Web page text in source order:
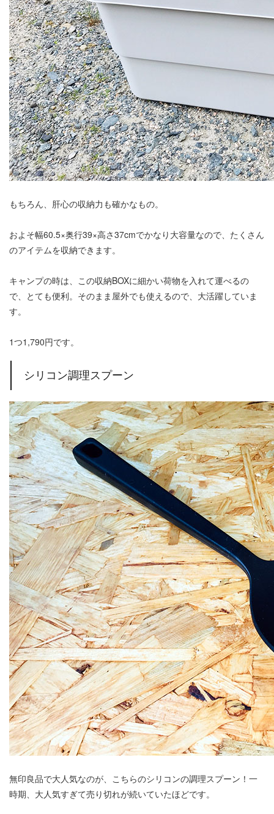
もちろん、肝心の収納力も確かなもの。
およそ幅60.5×奥行39×高さ37cmでかなり大容量なので、たくさん
のアイテムを収納できます。
キャンプの時は、この収納BOXに細かい荷物を入れて運べるの
で、とても便利。そのまま屋外でも使えるので、大活躍していま
す。
1つ1,790円です。
シリコン調理スプーン
無印良品で大人気なのが、こちらのシリコンの調理スプーン！一
時期、大人気すぎて売り切れが続いていたほどです。